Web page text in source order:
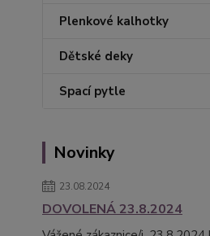
Plenkové kalhotky
Dětské deky
Spací pytle
Novinky
23.08.2024
DOVOLENÁ 23.8.2024